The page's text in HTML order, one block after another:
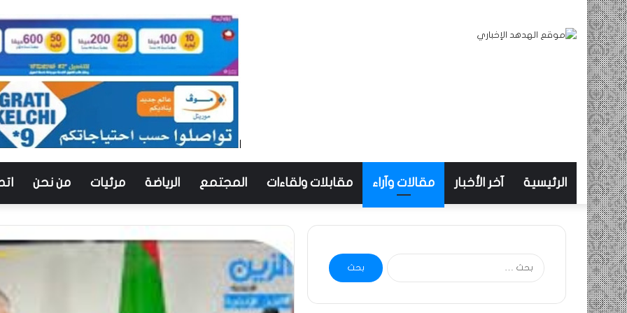
الرئيسية آخر الأخبار مقالات وآراء مقابلات ولقاءات المجتمع الرياضة مرئيات من نحن
البحث
عن: